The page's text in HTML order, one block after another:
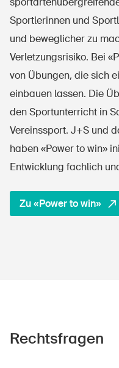
Sportlerinnen und
und beweglicher zu
Verletzungsrisiko. Bei
von Übungen, die sich
einbauen lassen. Die
den Sportunterricht in
Vereinssport. J+S und
haben «Power to win»
Entwicklung fachlich
Zu «Power to win»
Rechtsfragen